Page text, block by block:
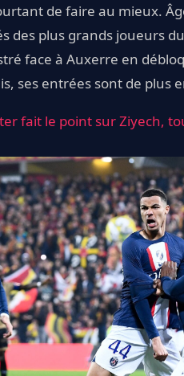
de faire au mieux.
des plus grands joueurs
face à Auxerre en
ses entrées sont de plus
fait le point sur Ziyech,